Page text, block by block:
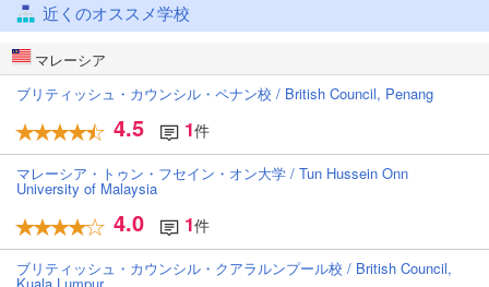
近くのオススメ学校
マレーシア
ブリティッシュ・カウンシル・ペナン校 / British Council, Penang
4.5 1件
マレーシア・トゥン・フセイン・オン大学 / Tun Hussein Onn
University of Malaysia
4.0 1件
ブリティッシュ・カウンシル・クアラルンプール校 / British Council,